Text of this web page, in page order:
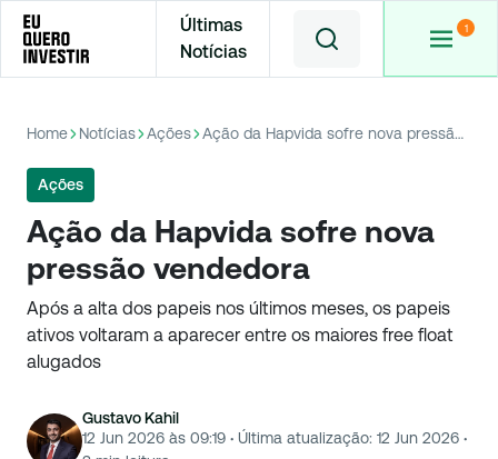
Últimas
Notícias
Home Notícias Ações Ação da Hapvida sofre nova pressão vendedora
Ações
Ação da Hapvida sofre nova
pressão vendedora
Após a alta dos papeis nos últimos meses, os papeis
ativos voltaram a aparecer entre os maiores free float
alugados
Gustavo Kahil
12 Jun 2026 às 09:19 · Última atualização: 12 Jun 2026 ·